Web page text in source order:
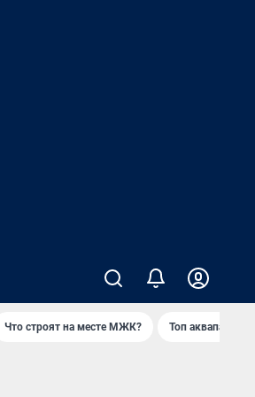
Что строят на месте МЖК? Топ аквапарков